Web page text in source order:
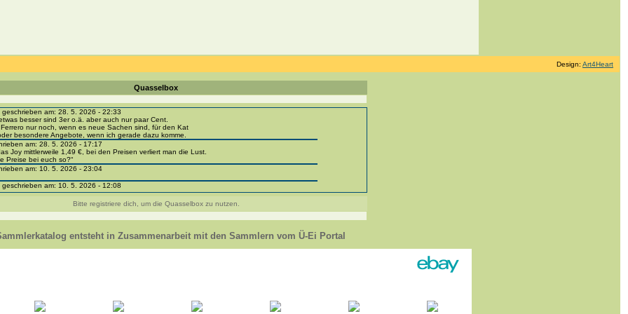
Design: Art4Heart
Quasselbox
geschrieben am: 28. 5. 2026 - 22:33
besser sind 3er o.ä. aber auch nur paar Cent.
nur noch, wenn es neue Sachen sind, für den Kat
besondere Angebote, wenn ich gerade dazu komme.
am: 28. 5. 2026 - 17:17
Joy mittlerweile 1,49 €, bei den Preisen verliert man die Lust.
Preise bei euch so?“
am: 10. 5. 2026 - 23:04
geschrieben am: 10. 5. 2026 - 12:08
portal-sammlerkatalog.de/categories.php?cat_id=1043
- BPZ obere Reihe
zur Strafe die nächsten 3 Monate keine Ü-Eier bekommen ;))
310, 318 und 326 habe ich keine BPZ
leider weggeworfen *grrrr* ;)
am: 29. 4. 2026 - 18:04
Erinnerung ... oder?
Bitte registriere dich, um die Quasselbox zu nutzen.
entsteht in Zusammenarbeit mit den Sammlern vom Ü-Ei Portal